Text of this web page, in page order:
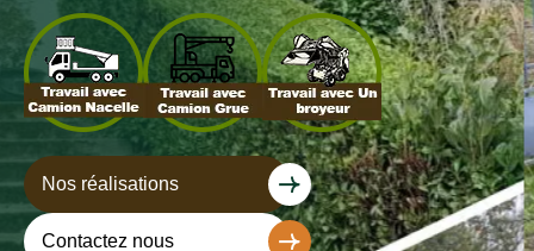
Nos réalisations
Contactez nous